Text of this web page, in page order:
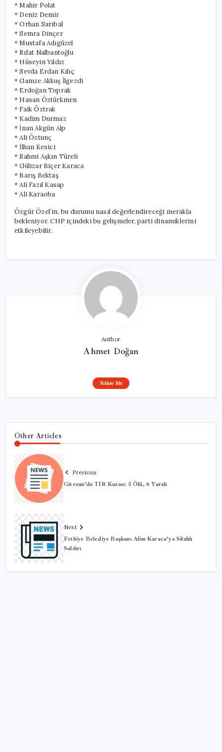
* Mahir Polat
* Deniz Demir
* Orhan Sarıbal
* Semra Dinçer
* Mustafa Adıgüzel
* Rıfat Nalbantoğlu
* Hüseyin Yıldız
* Sevda Erdan Kılıç
* Gamze Akkuş İlgezdi
* Erdoğan Toprak
* Hasan Öztürkmen
* Faik Öztrak
* Kadim Durmaz
* İnan Akgün Alp
* Ali Öztunç
* İlhan Kesici
* Rahmi Aşkın Türeli
* Gülizar Biçer Karaca
* Barış Bektaş
* Ali Fazıl Kasap
* Ali Karaoba
Özgür Özel’in, bu durumu nasıl değerlendireceği merakla
bekleniyor. CHP içindeki bu gelişmeler, parti dinamiklerini
etkileyebilir.
Author
Ahmet Doğan
Follow Me
Other Articles
Previous
Giresun’da TIR Kazası: 5 Ölü, 6 Yaralı
Next
Fethiye Belediye Başkanı Alim Karaca’ya Silahlı
Saldırı